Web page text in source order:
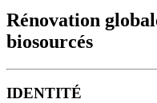
Rénovation
biosourcés
IDENTITÉ